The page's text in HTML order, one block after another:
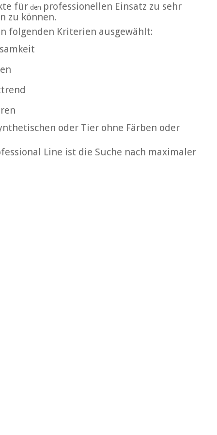
fürden professionellen Einsatz zu sehr
zu können.
folgenden Kriterien ausgewählt:
oder Tier ohne Färben oder
Line ist die Suche nach maximaler